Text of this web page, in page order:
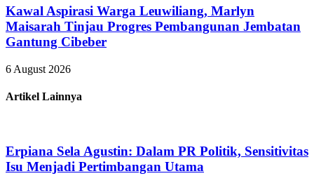
Kawal Aspirasi Warga Leuwiliang, Marlyn
Maisarah Tinjau Progres Pembangunan Jembatan
Gantung Cibeber
6 August 2026
Artikel Lainnya
Erpiana Sela Agustin: Dalam PR Politik, Sensitivitas
Isu Menjadi Pertimbangan Utama